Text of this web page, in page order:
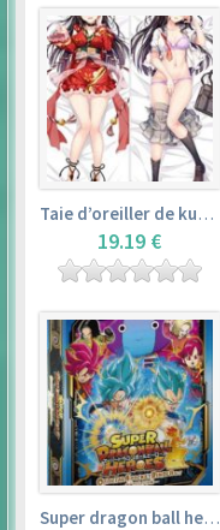
Taie d’oreiller de kurosawa dia (160x50cm) – love live! sunshine!!
19.19 €
Super dragon ball heroes : official 4 pocket binder set